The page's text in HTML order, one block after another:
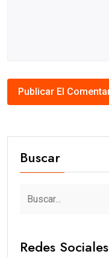
Buscar
Redes Sociales